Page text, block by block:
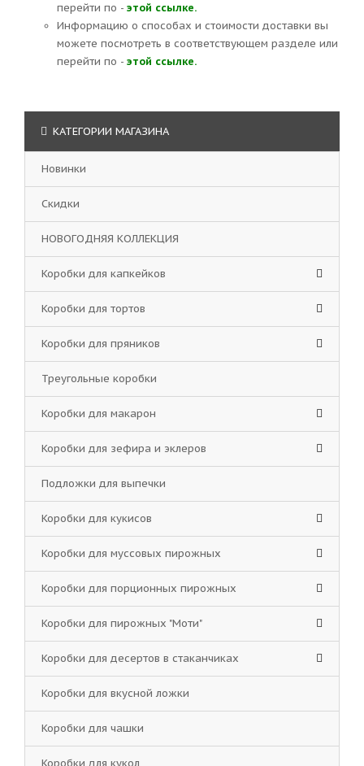
перейти по - этой ссылке.
Информацию о способах и стоимости доставки вы
можете посмотреть в соответствующем разделе или
перейти по - этой ссылке.
КАТЕГОРИИ МАГАЗИНА
Новинки
Скидки
НОВОГОДНЯЯ КОЛЛЕКЦИЯ
Коробки для капкейков
Коробки для тортов
Коробки для пряников
Треугольные коробки
Коробки для макарон
Коробки для зефира и эклеров
Подложки для выпечки
Коробки для кукисов
Коробки для муссовых пирожных
Коробки для порционных пирожных
Коробки для пирожных "Моти"
Коробки для десертов в стаканчиках
Коробки для вкусной ложки
Коробки для чашки